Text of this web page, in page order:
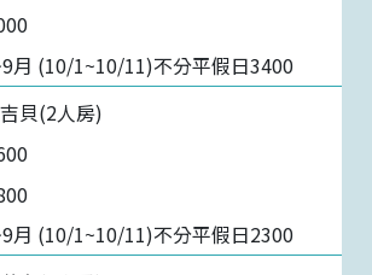
月 (10/1~10/11)不分平假日3400
貝(2人房)
月 (10/1~10/11)不分平假日2300